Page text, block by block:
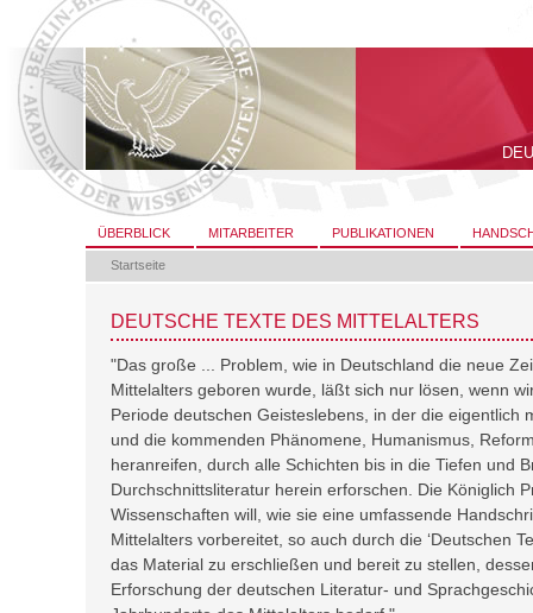
Direkt
Navigation
Sektionen
ÜBERBLICK MITARBEITER PUBLIKATIONEN
Startseite
DEUTSCHE TEXTE DES MITTELALTERS
"Das große ... Problem, wie in Deutschland die neue
Mittelalters geboren wurde, läßt sich nur lösen, wenn
Periode deutschen Geisteslebens, in der die eigentlich
und die kommenden Phänomene, Humanismus,
heranreifen, durch alle Schichten bis in die Tiefen und
Durchschnittsliteratur herein erforschen. Die Königlich
Wissenschaften will, wie sie eine umfassende
Mittelalters vorbereitet, so auch durch die ‘Deutschen
das Material zu erschließen und bereit zu stellen,
Erforschung der deutschen Literatur- und